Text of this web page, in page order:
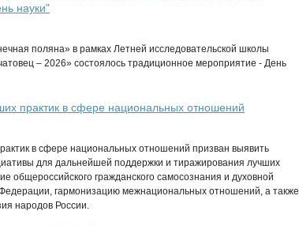
науки"
поляна» в рамках Летней исследовательской школы
– 2026» состоялось традиционное мероприятие - День
практик в сфере национальных отношений
в сфере национальных отношений призван выявить
для дальнейшей поддержки и тиражирования лучших
общероссийского гражданского самосознания и духовной
гармонизацию межнациональных отношений, а также
народов России.